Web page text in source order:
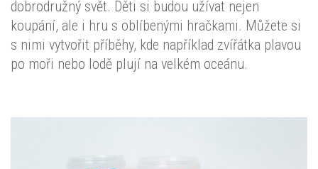
dobrodružný svět. Děti si budou užívat nejen
koupání, ale i hru s oblíbenými hračkami. Můžete si
s nimi vytvořit příběhy, kde například zvířátka plavou
po moři nebo lodě plují na velkém oceánu.